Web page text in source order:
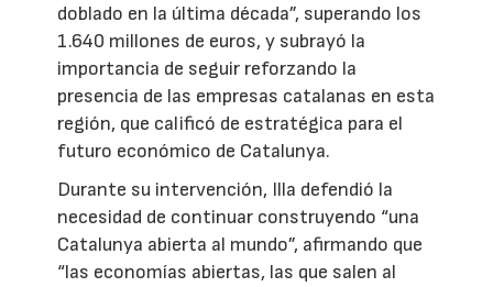
doblado en la última década”, superando los
1.640 millones de euros, y subrayó la
importancia de seguir reforzando la
presencia de las empresas catalanas en esta
región, que calificó de estratégica para el
futuro económico de Catalunya.
Durante su intervención, Illa defendió la
necesidad de continuar construyendo “una
Catalunya abierta al mundo”, afirmando que
“las economías abiertas, las que salen al